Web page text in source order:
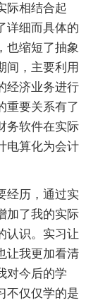
际相结合起
详细而具体的
也缩短了抽象
间，主要利用
经济业务进行
重要关系有了
务软件在实际
电算化为会计
经历，通过实
加了我的实际
认识。实习让
让我更加看清
对今后的学
不仅仅学的是